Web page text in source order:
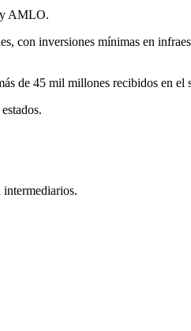
y AMLO.
con inversiones mínimas en
de 45 mil millones recibidos en el
intermediarios.